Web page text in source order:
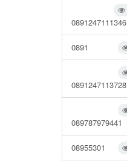
0891247111346
0891
0891247113728
089787979441
08955301